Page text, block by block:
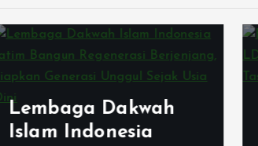
Lembaga Dakwah
Islam Indonesia